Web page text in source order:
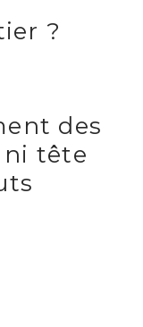
?
des
tête